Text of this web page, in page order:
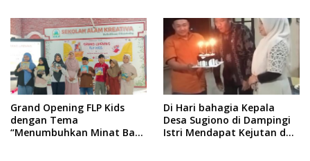
Sosial Santunan Anak
Yatim Piatu
Grand Opening FLP Kids
dengan Tema
“Menumbuhkan Minat Baca
Di Hari bahagia Kepala
Desa Sugiono di Dampingi
Istri Mendapat Kejutan dan